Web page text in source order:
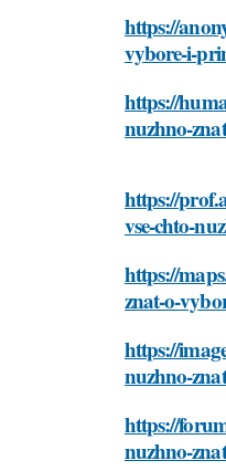
https://
vybore-i-
https://
nuzhno-
https://
vse-chto-
https://
znat-o-
https://
nuzhno-
https://
nuzhno-